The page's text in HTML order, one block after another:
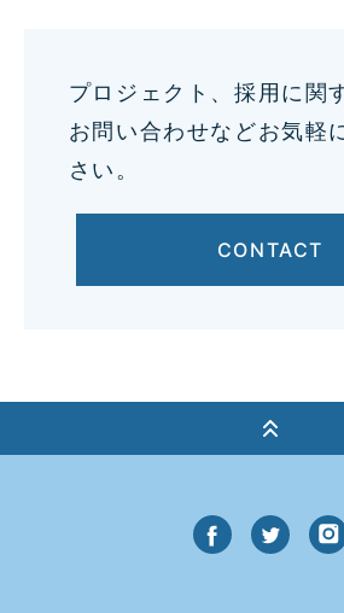
プロジェクト、採用に関
お問い合わせなどお気軽
さい。
CONTACT